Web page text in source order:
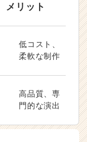
メリット
低コスト、
柔軟な制作
高品質、専
門的な演出